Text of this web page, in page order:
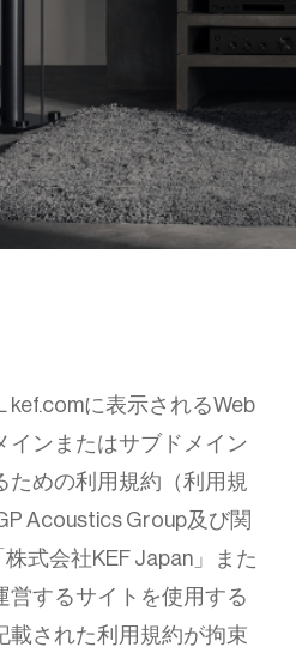
kef.comに表示されるWeb
インまたはサブドメイン
ための利用規約（利用規
Acoustics Group及び関
式会社KEF Japan」また
営するサイトを使用する
載された利用規約が拘束